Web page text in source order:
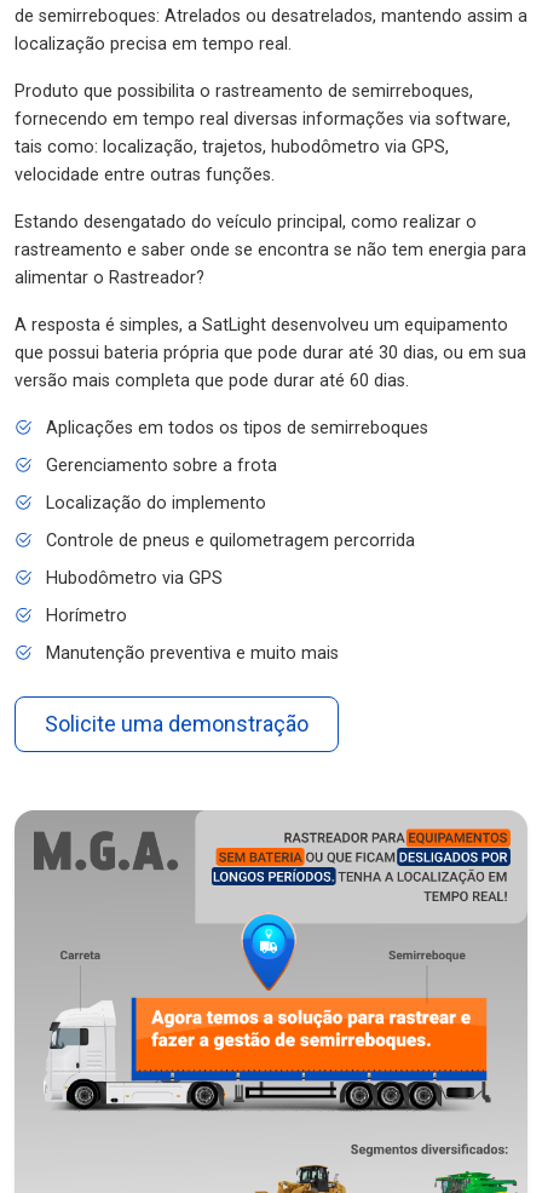
de semirreboques: Atrelados ou desatrelados, mantendo assim a
localização precisa em tempo real.
Produto que possibilita o rastreamento de semirreboques,
fornecendo em tempo real diversas informações via software,
tais como: localização, trajetos, hubodômetro via GPS,
velocidade entre outras funções.
Estando desengatado do veículo principal, como realizar o
rastreamento e saber onde se encontra se não tem energia para
alimentar o Rastreador?
A resposta é simples, a SatLight desenvolveu um equipamento
que possui bateria própria que pode durar até 30 dias, ou em sua
versão mais completa que pode durar até 60 dias.
Aplicações em todos os tipos de semirreboques
Gerenciamento sobre a frota
Localização do implemento
Controle de pneus e quilometragem percorrida
Hubodômetro via GPS
Horímetro
Manutenção preventiva e muito mais
Solicite uma demonstração